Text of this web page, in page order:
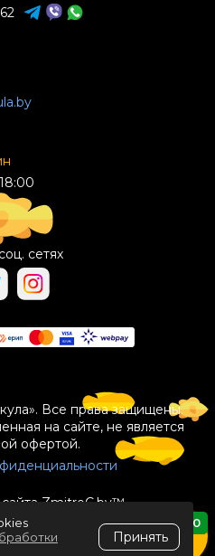
сетях
Все права защищены.
на сайте, не является
офертой.
ZmitroC.by™
0
Принять